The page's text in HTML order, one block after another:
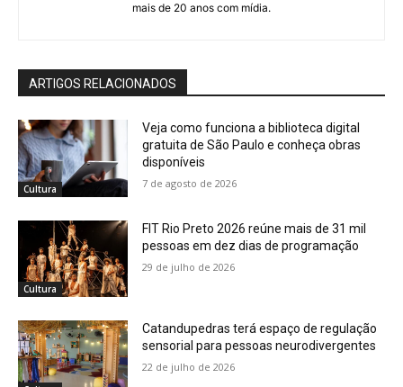
mais de 20 anos com mídia.
ARTIGOS RELACIONADOS
Cultura
Veja como funciona a biblioteca digital
gratuita de São Paulo e conheça obras
disponíveis
7 de agosto de 2026
Cultura
FIT Rio Preto 2026 reúne mais de 31 mil
pessoas em dez dias de programação
29 de julho de 2026
Catandupedras terá espaço de regulação
sensorial para pessoas neurodivergentes
22 de julho de 2026